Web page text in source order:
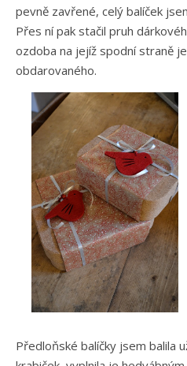
pevně zavřené, celý balíček
Přes ní pak stačil pruh
ozdoba na jejíž spodní straně
obdarovaného.
Předloňské balíčky jsem balila